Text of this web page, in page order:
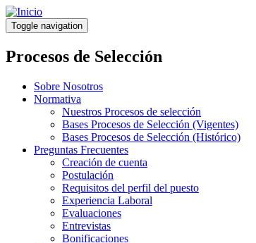
Pasar
al
contenido
principal
Toggle navigation
Procesos de Selección
Sobre Nosotros
Normativa
Nuestros Procesos de selección
Bases Procesos de Selección (Vigentes)
Bases Procesos de Selección (Histórico)
Preguntas Frecuentes
Creación de cuenta
Postulación
Requisitos del perfil del puesto
Experiencia Laboral
Evaluaciones
Entrevistas
Bonificaciones